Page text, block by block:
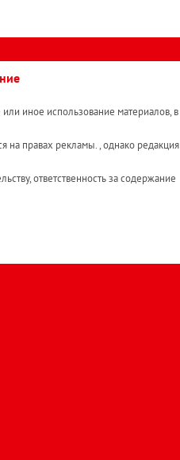
иное использование материалов, в
на правах рекламы. , однако редакция
ответственность за содержание